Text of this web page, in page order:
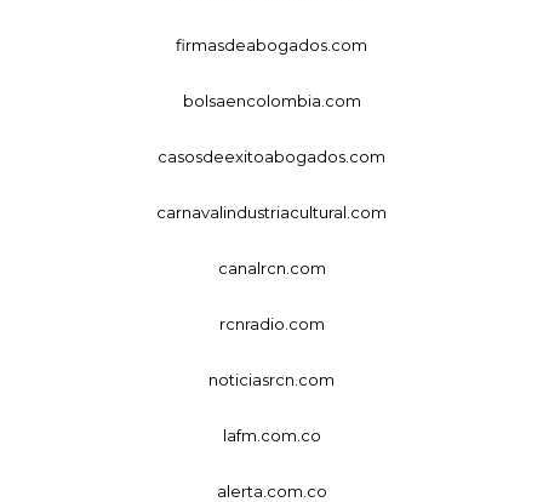
firmasdeabogados.com
bolsaencolombia.com
casosdeexitoabogados.com
carnavalindustriacultural.com
canalrcn.com
rcnradio.com
noticiasrcn.com
lafm.com.co
alerta.com.co